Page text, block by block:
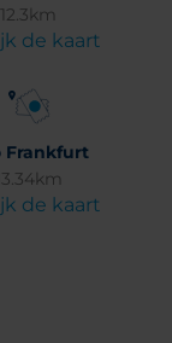
12.3km
de kaart
Frankfurt
de kaart